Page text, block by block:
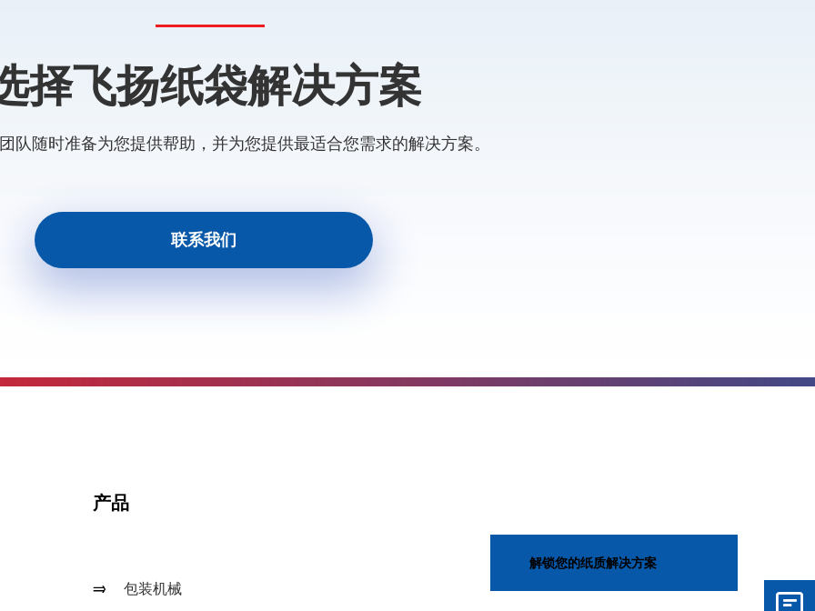
择飞扬纸袋解决方案
队随时准备为您提供帮助，并为您提供最适合您需求的解决方案。
联系我们
产品
包装机械
解锁您的纸质解决方案